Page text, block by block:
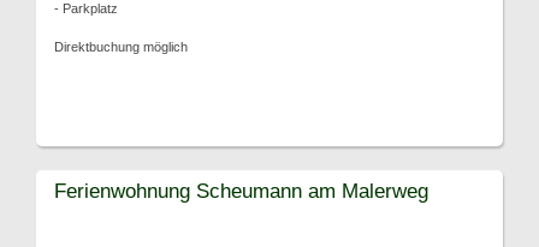
- Parkplatz
Direktbuchung möglich
Ferienwohnung Scheumann am Malerweg